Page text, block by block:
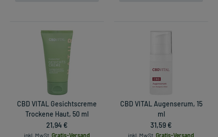
CBD VITAL Gesichtscreme
Trockene Haut, 50 ml
21,94 €
inkl. MwSt. Gratis-Versand
CBD VITAL Augenserum, 15
ml
31,59 €
inkl. MwSt. Gratis-Versand